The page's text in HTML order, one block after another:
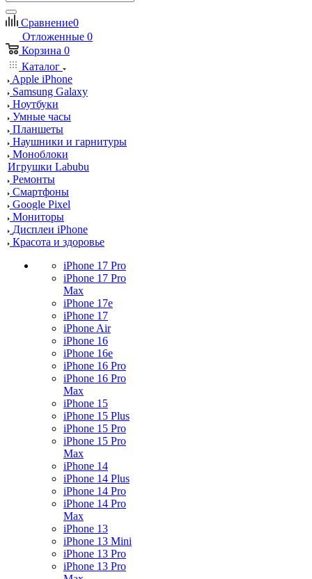
Сравнение0
Отложенные 0
Корзина 0
Каталог
Apple iPhone
Samsung Galaxy
Ноутбуки
Умные часы
Планшеты
Наушники и гарнитуры
Моноблоки
Игрушки Labubu
Ремонты
Смартфоны
Google Pixel
Мониторы
Дисплеи iPhone
Красота и здоровье
iPhone 17 Pro
iPhone 17 Pro
Max
iPhone 17e
iPhone 17
iPhone Air
iPhone 16
iPhone 16e
iPhone 16 Pro
iPhone 16 Pro
Max
iPhone 15
iPhone 15 Plus
iPhone 15 Pro
iPhone 15 Pro
Max
iPhone 14
iPhone 14 Plus
iPhone 14 Pro
iPhone 14 Pro
Max
iPhone 13
iPhone 13 Mini
iPhone 13 Pro
iPhone 13 Pro